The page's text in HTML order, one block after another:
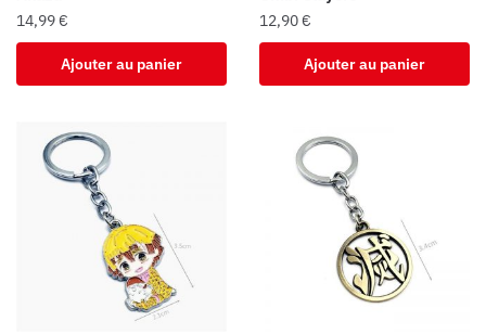
14,99€
Ajouter au panier
12,90€
Ajouter au panier